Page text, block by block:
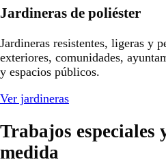
Jardineras de poliéster
Jardineras resistentes, ligeras y
exteriores, comunidades,
y espacios públicos.
Ver jardineras
Trabajos especiales
medida